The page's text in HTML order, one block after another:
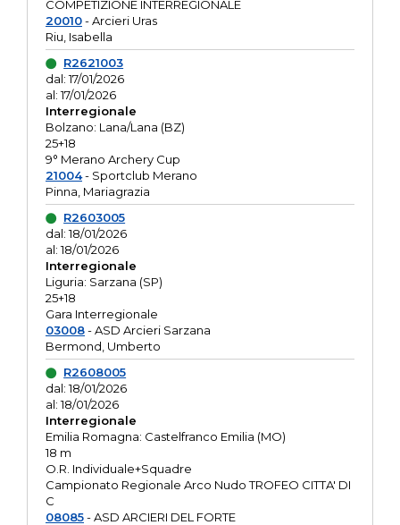
COMPETIZIONE INTERREGIONALE
20010- Arcieri Uras
Riu, Isabella
R2621003
dal: 17/01/2026
al: 17/01/2026
Interregionale
Bolzano: Lana/Lana (BZ)
25+18
9° Merano Archery Cup
21004- Sportclub Merano
Pinna, Mariagrazia
R2603005
dal: 18/01/2026
al: 18/01/2026
Interregionale
Liguria: Sarzana (SP)
25+18
Gara Interregionale
03008- ASD Arcieri Sarzana
Bermond, Umberto
R2608005
dal: 18/01/2026
al: 18/01/2026
Interregionale
Emilia Romagna: Castelfranco Emilia (MO)
18 m
O.R. Individuale+Squadre
Campionato Regionale Arco Nudo TROFEO CITTA' DI
C
08085- ASD ARCIERI DEL FORTE